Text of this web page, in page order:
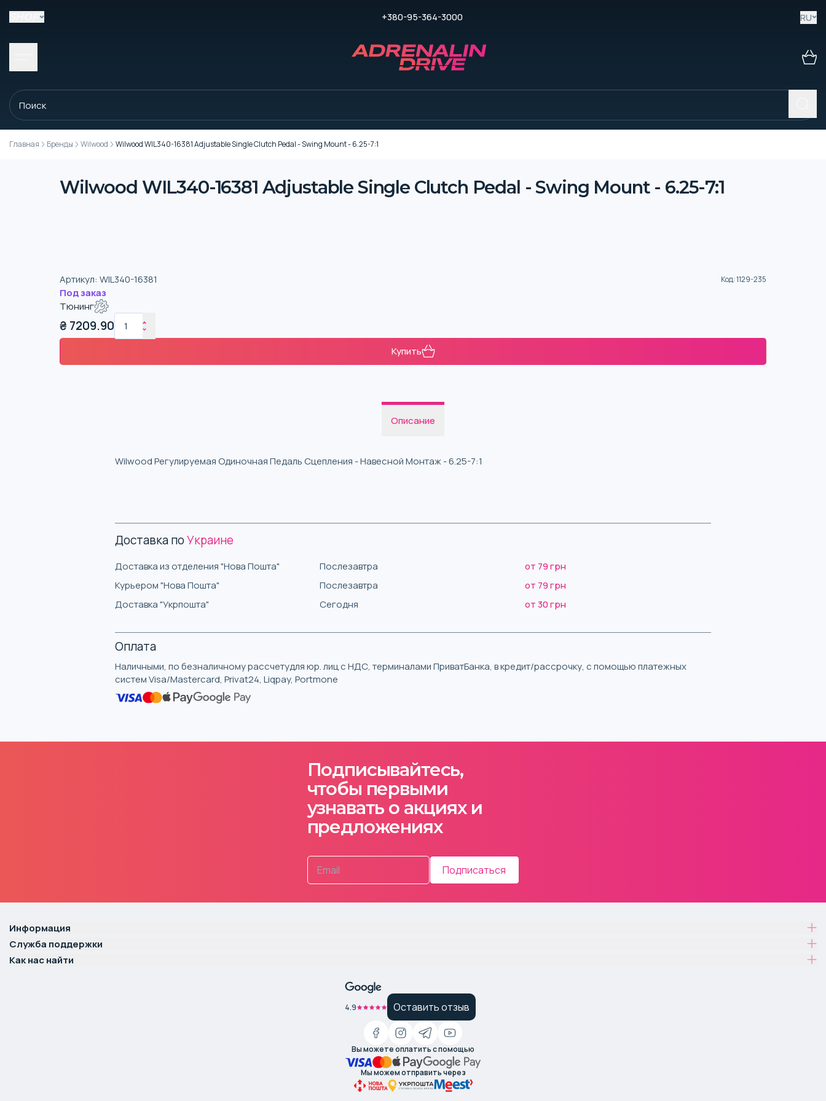
+380-95-364-3000 RU
Главная Бренды Wilwood Wilwood WIL340-16381 Adjustable Single Clutch Pedal - Swing Mount - 6.25-7:1
Wilwood WIL340-16381 Adjustable Single Clutch Pedal - Swing Mount - 6.25-7:1
Артикул: WIL340-16381 Код:1129-235
Под заказ
Тюнинг
₴ 7209.90
Купить
Описание
Wilwood Регулируемая Одиночная Педаль Сцепления - Навесной Монтаж - 6.25-7:1
Доставка поУкраине
Доставка из отделения "Нова Пошта" Послезавтра
от 79 грн
Курьером "Нова Пошта"
Послезавтра
от 79 грн
Доставка "Укрпошта"
Сегодня от 30 грн
Оплата
Наличными, по безналичному рассчетудля юр. лиц с НДС, терминалами ПриватБанка, в кредит/рассрочку, с помощью платежных
систем Visa/Mastercard, Privat24, Liqpay, Portmone
Подписывайтесь,
чтобы первыми
узнавать о акциях и
предложениях
Подписаться
Информация
Служба поддержки
Как нас найти
4.9 Оставить отзыв
Вы можете оплатить с помощью
Мы можем отправить через